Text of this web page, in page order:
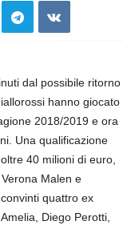
dal possibile ritorno
hanno giocato
2018/2019 e ora
Una qualificazione
40 milioni di euro,
Malen e
quattro ex
Diego Perotti,